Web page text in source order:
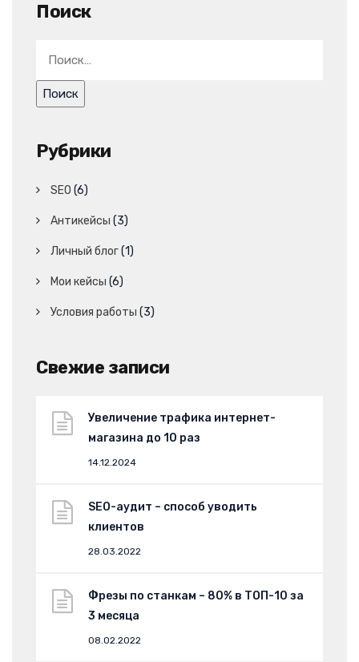
Поиск
Рубрики
SEO (6)
Антикейсы (3)
Личный блог(1)
Мои кейсы (6)
Условия работы (3)
Свежие записи
Увеличение трафика интернет-
магазина до 10 раз
14.12.2024
SEO-аудит – способ уводить
клиентов
28.03.2022
Фрезы по станкам – 80% в ТОП-10 за
3 месяца
08.02.2022